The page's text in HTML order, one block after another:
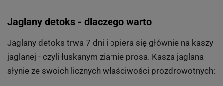
Jaglany detoks - dlaczego warto
Jaglany detoks trwa 7 dni i opiera się głównie na kaszy
jaglanej - czyli łuskanym ziarnie prosa. Kasza jaglana
słynie ze swoich licznych właściwości prozdrowotnych: